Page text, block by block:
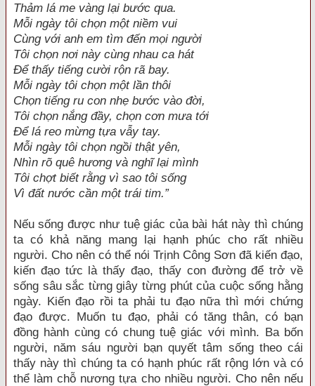
Thảm lá me vàng lại bước qua.
Mỗi ngày tôi chọn một niềm vui
Cùng với anh em tìm đến mọi người
Tôi chọn nơi này cùng nhau ca hát
Để thấy tiếng cười rộn rã bay.
Mỗi ngày tôi chọn một lần thôi
Chọn tiếng ru con nhẹ bước vào đời,
Tôi chọn nắng đầy, chọn cơn mưa tới
Để lá reo mừng tựa vẫy tay.
Mỗi ngày tôi chọn ngồi thật yên,
Nhìn rõ quê hương và nghĩ lại mình
Tôi chợt biết rằng vì sao tôi sống
Vì đất nước cần một trái tim.”
Nếu sống được như tuệ giác của bài hát này thì chúng
ta có khả năng mang lại hạnh phúc cho rất nhiều
người. Cho nên có thể nói Trịnh Công Sơn đã kiến đạo,
kiến đạo tức là thấy đạo, thấy con đường để trở về
sống sâu sắc từng giây từng phút của cuộc sống hằng
ngày. Kiến đạo rồi ta phải tu đạo nữa thì mới chứng
đạo được. Muốn tu đạo, phải có tăng thân, có bạn
đồng hành cùng có chung tuệ giác với mình. Ba bốn
người, năm sáu người bạn quyết tâm sống theo cái
thấy này thì chúng ta có hạnh phúc rất rộng lớn và có
thể làm chỗ nương tựa cho nhiều người. Cho nên nếu